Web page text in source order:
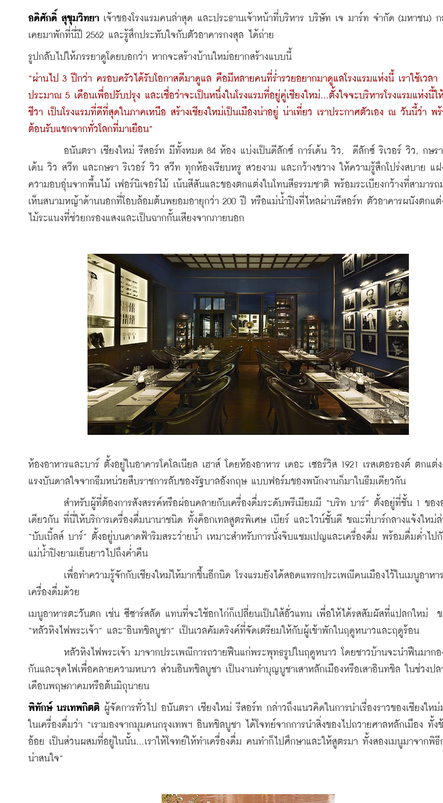
อดิศักดิ์ สุขุมวิทยา เจ้าของโรงแรมคนล่าสุด และประธานเจ้าหน้าที่บริหาร บริษัท เจ มาร์ท จำกัด (มหาชน) ก
เคยมาพักที่นี่ปี 2562 และรู้สึกประทับใจกับตัวอาคารกงสุล ได้ถ่าย
รูปกลับไปให้ภรรยาดูโดยบอกว่า หากจะสร้างบ้านใหม่อยากสร้างแบบนี้
“ผ่านไป 3 ปีกว่า ครอบครัวได้รับโอกาสดีมาดูแล คือมีหลายคนที่ร่ำรวยอยากมาดูแลโรงแรมแห่งนี้ เราใช้เวลา
ประมาณ 5 เดือนเพื่อปรับปรุง และเชื่อว่าจะเป็นหนึ่งในโรงแรมที่อยู่คู่เชียงใหม่...ตั้งใจจะบริหารโรงแรมแห่งนี้ใ
ชีวา เป็นโรงแรมที่ดีที่สุดในภาคเหนือ สร้างเชียงใหม่เป็นเมืองน่าอยู่ น่าเที่ยว เราประกาศตัวเอง ณ วันนี้ว่า พ
ต้อนรับแขกจากทั่วโลกที่มาเยือน”
เด้น วิว สวีท และกษรา ริเวอร์ วิว สวีท ทุกห้องเรียบหรู สวยงาม และกว้างขวาง ให้ความรู้สึกโปร่งสบาย แฝ
ความอบอุ่นจากพื้นไม้ เฟอร์นิเจอร์ไม้ เน้นสีสันและของตกแต่งในโทนสีธรรมชาติ พร้อมระเบียงกว้างที่สามารถ
เห็นสนามหญ้าด้านนอกที่โอบล้อมต้นพยอมอายุกว่า 200 ปี หรือแม่น้ำปิงที่ไหลผ่านรีสอร์ท ตัวอาคารผนังตกแต่
ไม้ระแนงที่ช่วยกรองแสงและเป็นฉากกั้นเสียงจากภายนอก
ห้องอาหารและบาร์ ตั้งอยู่ในอาคารโคโลเนียล เฮาส์ โดยห้องอาหาร เดอะ เซอร์วิส 1921 เรสเตอรองต์ ตกแต่
แรงบันดาลใจจากธีมหน่วยสืบราชการลับของรัฐบาลอังกฤษ แบบฟอร์มของพนักงานก็มาในธีมเดียวกัน
เดียวกัน ที่นี่ให้บริการเครื่องดื่มนานาชนิด ทั้งค็อกเทลสูตรพิเศษ เบียร์ และไวน์ชั้นดี ขณะที่บาร์กลางแจ้งใหม่
“บับเบิ้ลส์ บาร์” ตั้งอยู่บนดาดฟ้าริมสระว่ายน้ำ เหมาะสำหรับการนั่งจิบแชมเปญและเครื่องดื่ม พร้อมดื่มด่ำไป
แม่น้ำปิงยามเย็นยาวไปถึงค่ำคืน
เครื่องดื่มด้วย
เมนูอาหารตะวันตก เช่น ซีซาร์สลัด แทนที่จะใช้อกไก่ก็เปลี่ยนเป็นใส้อั่วแทน เพื่อให้ได้รสสัมผัสที่แปลกใหม่
“หลัวหิงไฟพระเจ้า” และ”อินทขิลบูชา” เป็นเวลคัมดริงค์ที่จัดเตรียมให้กับผู้เข้าพักในฤดูหนาวและฤดูร้อน
กันและจุดไฟเพื่อคลายความหนาว ส่วนอินทขิลบูชา เป็นงานทำบุญบูชาเสาหลักเมืองหรือเสาอินทขิล ในช่วงปล
เดือนพฤษภาคมหรือต้นมิถุนายน
พิทักษ์ นรเทพกิตติ ผู้จัดการทั่วไป อนันตรา เชียงใหม่ รีสอร์ท กล่าวถึงแนวคิดในการนำเรื่องราวของเชียงใหม่
ในเครื่องดื่มว่า “เรามองจากมุมคนกรุงเทพฯ อินทขิลบูชา ได้โจทย์จากการนำสิ่งของไปถวายศาลหลักเมือง ทั้ง
อ้อย เป็นส่วนผสมที่อยู่ในนั้น...เราให้โจทย์ให้ทำเครื่องดื่ม คนทำก็ไปศึกษาและให้สูตรมา ทั้งสองเมนูมาจากพิธี
น่าสนใจ”